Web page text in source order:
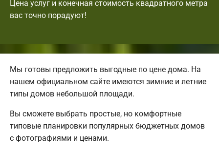
Цена услуг и конечная стоимость квадратного метра
вас точно порадуют!
Мы готовы предложить выгодные по цене дома. На
нашем официальном сайте имеются зимние и летние
типы домов небольшой площади.
Вы сможете выбрать простые, но комфортные
типовые планировки популярных бюджетных домов
с фотографиями и ценами.